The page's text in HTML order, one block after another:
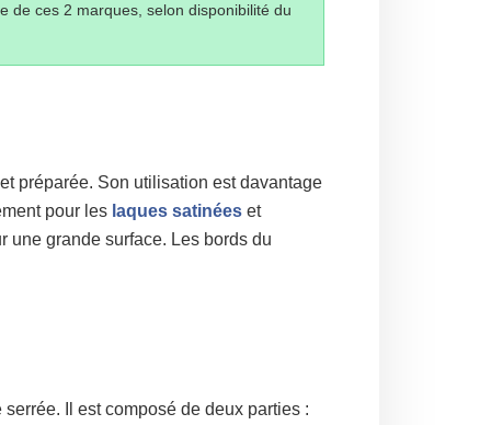
de ces 2 marques, selon disponibilité du
préparée. Son utilisation est davantage
pour les laques satinées et
une grande surface. Les bords du
serrée. Il est composé de deux parties :